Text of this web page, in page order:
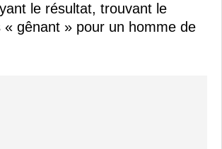
le résultat, trouvant le
« gênant » pour un homme de